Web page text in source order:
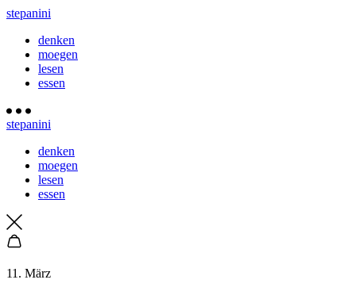
stepanini
denken
moegen
lesen
essen
stepanini
denken
moegen
lesen
essen
11. März